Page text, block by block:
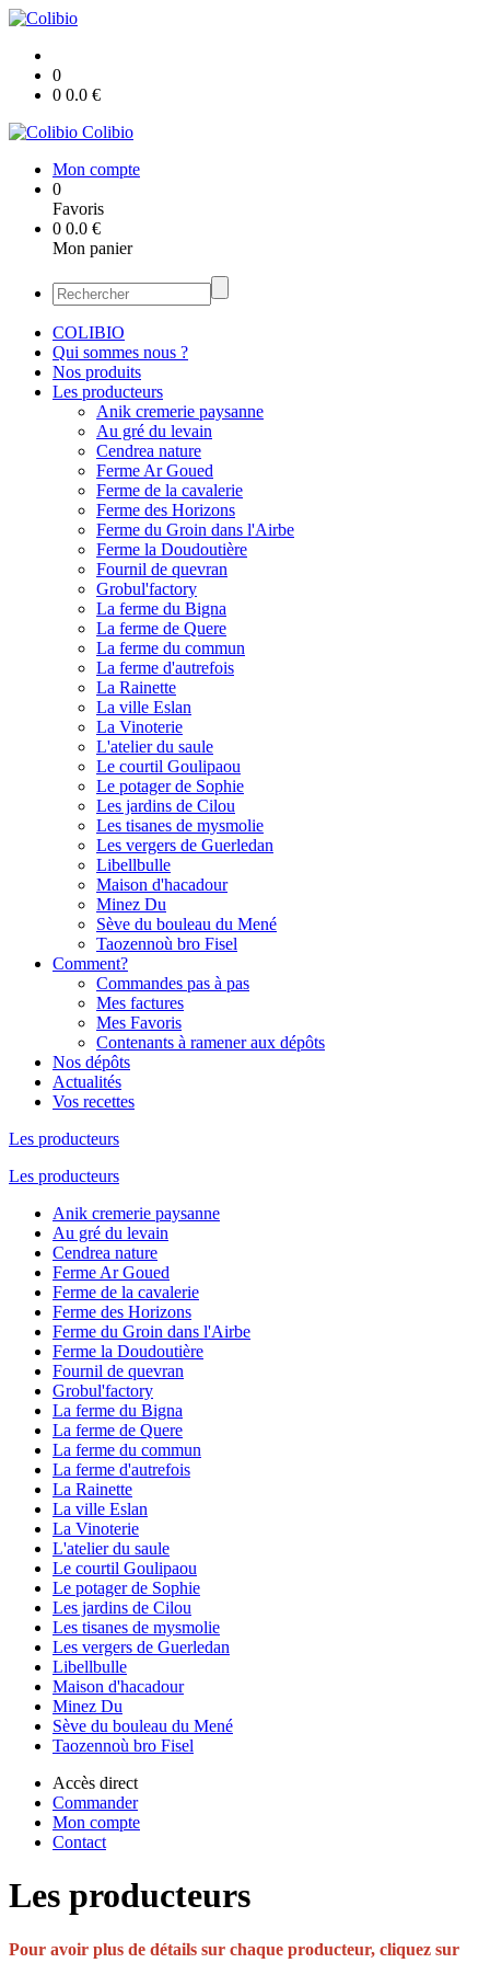
0
0 0.0 €
Colibio
Mon compte
0
Favoris
0 0.0 €
Mon panier
COLIBIO
Qui sommes nous ?
Nos produits
Les producteurs
Anik cremerie paysanne
Au gré du levain
Cendrea nature
Ferme Ar Goued
Ferme de la cavalerie
Ferme des Horizons
Ferme du Groin dans l'Airbe
Ferme la Doudoutière
Fournil de quevran
Grobul'factory
La ferme du Bigna
La ferme de Quere
La ferme du commun
La ferme d'autrefois
La Rainette
La ville Eslan
La Vinoterie
L'atelier du saule
Le courtil Goulipaou
Le potager de Sophie
Les jardins de Cilou
Les tisanes de mysmolie
Les vergers de Guerledan
Libellbulle
Maison d'hacadour
Minez Du
Sève du bouleau du Mené
Taozennoù bro Fisel
Comment?
Commandes pas à pas
Mes factures
Mes Favoris
Contenants à ramener aux dépôts
Nos dépôts
Actualités
Vos recettes
Les producteurs
Les producteurs
Anik cremerie paysanne
Au gré du levain
Cendrea nature
Ferme Ar Goued
Ferme de la cavalerie
Ferme des Horizons
Ferme du Groin dans l'Airbe
Ferme la Doudoutière
Fournil de quevran
Grobul'factory
La ferme du Bigna
La ferme de Quere
La ferme du commun
La ferme d'autrefois
La Rainette
La ville Eslan
La Vinoterie
L'atelier du saule
Le courtil Goulipaou
Le potager de Sophie
Les jardins de Cilou
Les tisanes de mysmolie
Les vergers de Guerledan
Libellbulle
Maison d'hacadour
Minez Du
Sève du bouleau du Mené
Taozennoù bro Fisel
Accès direct
Commander
Mon compte
Contact
Les producteurs
Pour avoir plus de détails sur chaque producteur, cliquez sur